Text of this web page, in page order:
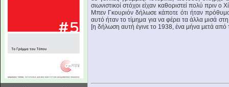
σιωνιστικοί στόχοι είχαν καθοριστεί πολύ πριν ο
Μπεν Γκουριόν δήλωσε κάποτε ότι ήταν
αυτό ήταν το τίμημα για να φέρει τα άλλα μισά
[η δήλωση αυτή έγινε το 1938, ένα μήνα μετά